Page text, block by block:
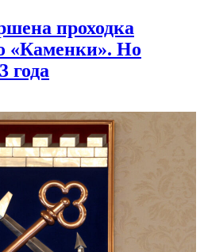
проходка
«Каменки». Но
года